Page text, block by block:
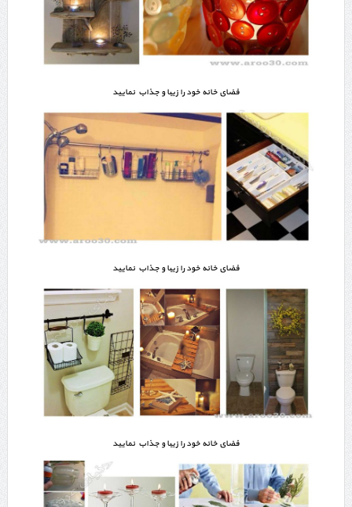
فضای خانه خود را زیبا و جذاب نمایید
فضای خانه خود را زیبا و جذاب نمایید
فضای خانه خود را زیبا و جذاب نمایید